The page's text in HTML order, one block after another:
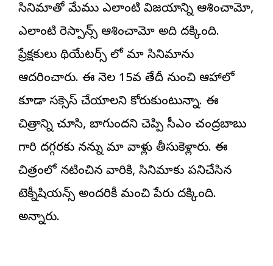
సినిమాతో మేము ఎలాంటి విజయాన్ని ఆశించామో,
ఎలాంటి రెస్పాన్స్ ఆశించామో అది దక్కింది.
ప్రేక్షకులు థియేటర్స్ లో మా సినిమాను
ఆదరించారు. ఈ నెల 15వ తేదీ నుంచి ఆహాలో
కూడా సక్సెస్ చేయాలని కోరుకుంటున్నా. ఈ
చిత్రాన్ని చూసి, బాగుందని చెప్పి సీఎం చంద్రబాబు
గారి దగ్గరకు నన్ను మా వాళ్లు తీసుకెళ్లారు. ఈ
చిత్రంలో నటించిన వారికి, సినిమాకు పనిచేసిన
టెక్నీషియన్స్ అందరికీ మంచి పేరు దక్కింది.
అన్నారు.